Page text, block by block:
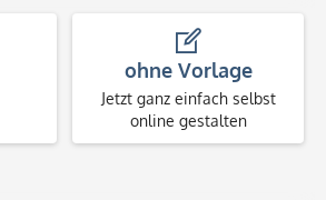
ohne Vorlage
Jetzt ganz einfach selbst
online gestalten